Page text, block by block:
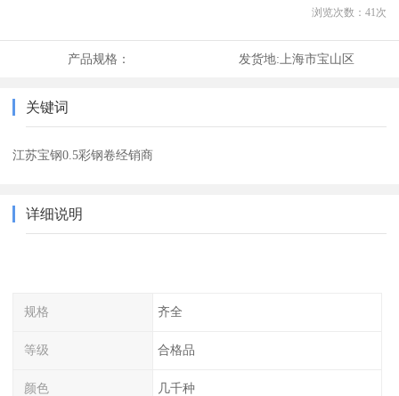
浏览次数： 41次
产品规格： 发货地: 上海市宝山区
关键词
江苏宝钢0.5彩钢卷经销商
详细说明
规格 齐全
等级 合格品
颜色 几千种